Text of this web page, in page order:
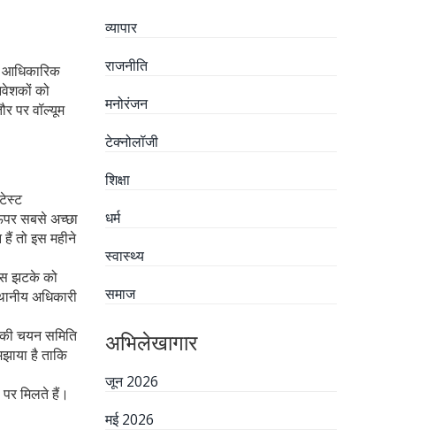
को
पर वॉल्यूम
सबसे अच्छा
तो इस महीने
झटके को
अधिकारी
चयन समिति
है ताकि
मिलते हैं।
व्यापार
राजनीति
मनोरंजन
टेक्नोलॉजी
शिक्षा
धर्म
स्वास्थ्य
समाज
अभिलेखागार
जून 2026
मई 2026